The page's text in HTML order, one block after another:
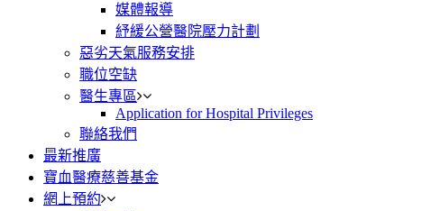
媒體報導
紓緩公營醫院壓力計劃
惡劣天氣服務安排
職位空缺
醫生專區
Application for Hospital Privileges
聯絡我們
最新推廣
寶血醫療慈善基金
網上預約